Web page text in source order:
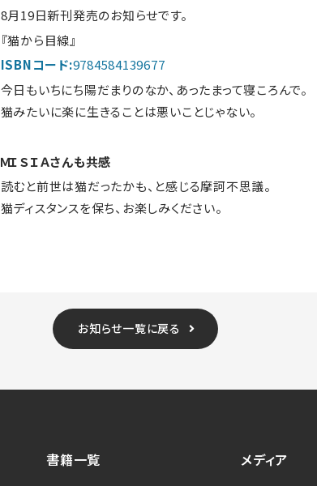
8月19日新刊発売のお知らせです。
『猫から目線』
ISBNコード:9784584139677
今日もいちにち陽だまりのなか、あったまって寝ころんで。
猫みたいに楽に生きることは悪いことじゃない。
ＭＩＳＩＡさんも共感
読むと前世は猫だったかも、と感じる摩訶不思議。
猫ディスタンスを保ち、お楽しみください。
お知らせ一覧に戻る
書籍一覧 メディア